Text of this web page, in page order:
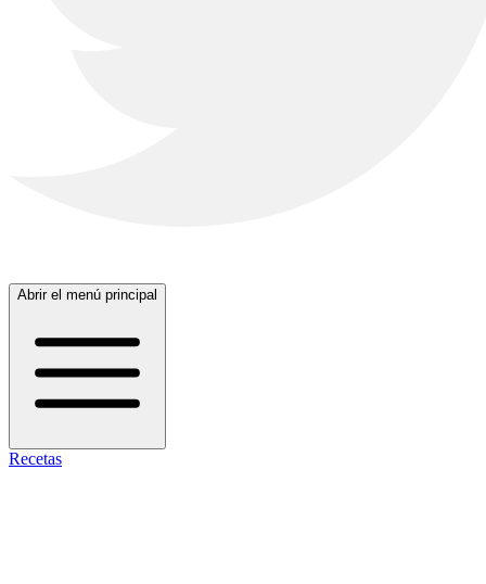
Abrir el menú principal
Recetas